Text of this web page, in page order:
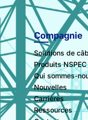
Compagnie
Solutions de
Produits NSPEC
Qui sommes-
Nouvelles
Carrières
Ressources